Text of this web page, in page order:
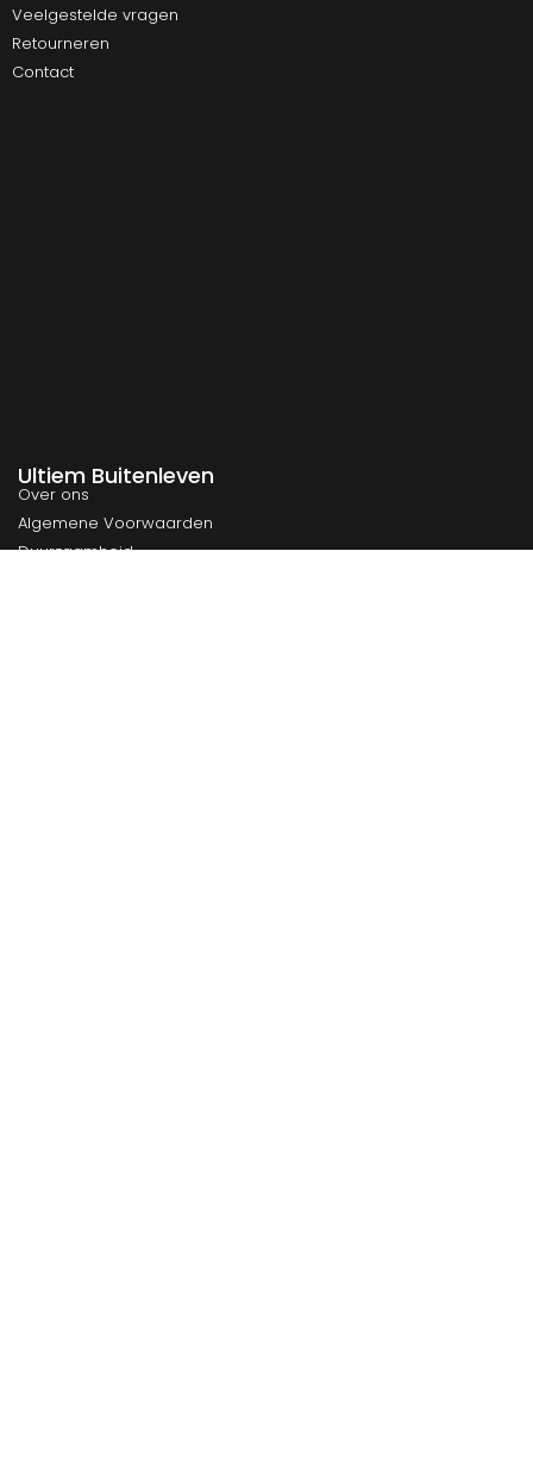
Veelgestelde vragen
Retourneren
Contact
Ultiem Buitenleven
Over ons
Algemene Voorwaarden
Duurzaamheid